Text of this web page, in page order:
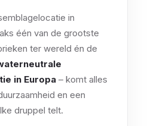
in
één van de grootste
ter wereld én de
in Europa – komt alles
en een
druppel telt.